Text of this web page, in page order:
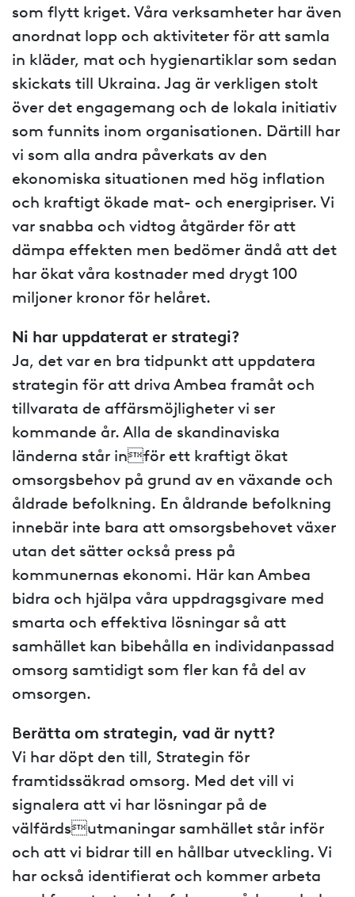
som flytt kriget. Våra verksamheter har även
anordnat lopp och aktiviteter för att samla
in kläder, mat och hygienartiklar som sedan
skickats till Ukraina. Jag är verkligen stolt
över det engagemang och de lokala initiativ
som funnits inom organisationen. Därtill har
vi som alla andra påverkats av den
ekonomiska situationen med hög inflation
och kraftigt ökade mat- och energipriser. Vi
var snabba och vidtog åtgärder för att
dämpa effekten men bedömer ändå att det
har ökat våra kostnader med drygt 100
miljoner kronor för helåret.
Ni har uppdaterat er strategi?
Ja, det var en bra tidpunkt att uppdatera
strategin för att driva Ambea framåt och
tillvarata de affärsmöjligheter vi ser
kommande år. Alla de skandinaviska
länderna står inför ett kraftigt ökat
omsorgsbehov på grund av en växande och
åldrade befolkning. En åldrande befolkning
innebär inte bara att omsorgsbehovet växer
utan det sätter också press på
kommunernas ekonomi. Här kan Ambea
bidra och hjälpa våra uppdragsgivare med
smarta och effektiva lösningar så att
samhället kan bibehålla en individanpassad
omsorg samtidigt som fler kan få del av
omsorgen.
Berätta om strategin, vad är nytt?
Vi har döpt den till, Strategin för
framtidssäkrad omsorg. Med det vill vi
signalera att vi har lösningar på de
välfärdsutmaningar samhället står inför
och att vi bidrar till en hållbar utveckling. Vi
har också identifierat och kommer arbeta